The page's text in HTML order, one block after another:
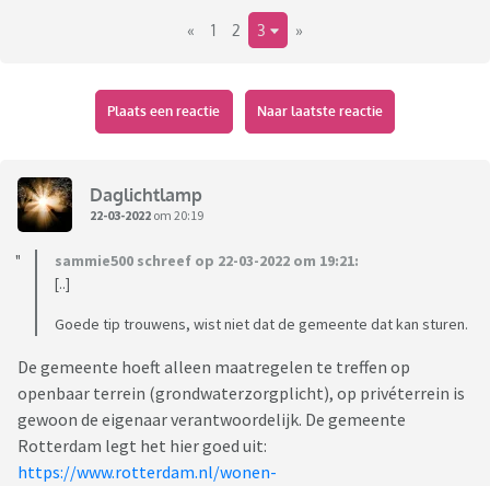
(tijdelijk) niet , dus we zaten al krap, deze uitgave kunnen we
eigenlijk niet verantwoord doen. Maar ja...verhuizen is
ons zelf als voor het huis. Wat een dilemma!
Hebben jullie weleens onverwacht iets aan je huis gehad
« 1 2 3 »
Plaats een reactie Naar laatste reactie
Daglichtlamp
22-03-2022 om 20:19
sammie500 schreef op 22-03-2022 om 19:21:
[..]
Goede tip trouwens, wist niet dat de gemeente dat kan sturen.
De gemeente hoeft alleen maatregelen te treffen op
openbaar terrein (grondwaterzorgplicht), op privéterrein is
gewoon de eigenaar verantwoordelijk. De gemeente
Rotterdam legt het hier goed uit:
https://www.rotterdam.nl/wonen-